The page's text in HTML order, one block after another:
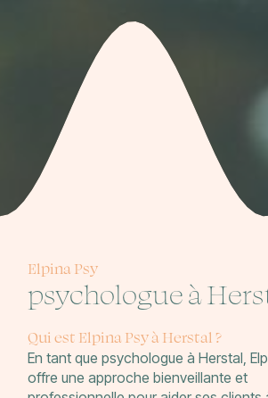
Elpina Psy
psychologue à
Qui est Elpina Psy à Herstal ?
En tant que psychologue à Herstal,
offre une approche bienveillante et